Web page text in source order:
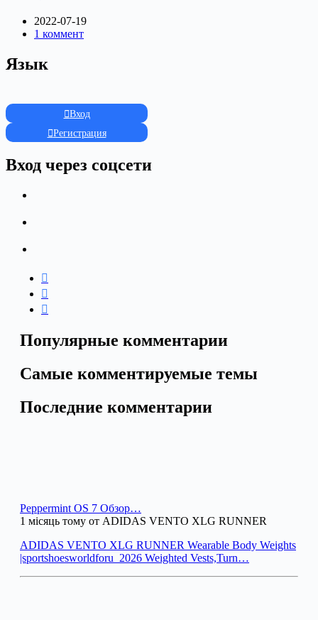
2022-07-19
1 коммент
Язык
Вход
Регистрация
Вход через соцсети
Популярные комментарии
Самые комментируемые темы
Последние комментарии
Peppermint OS 7 Обзор…
1 місяць тому от ADIDAS VENTO XLG RUNNER
ADIDAS VENTO XLG RUNNER Wearable Body Weights
|sportshoesworldforu_2026 Weighted Vests,Turn…